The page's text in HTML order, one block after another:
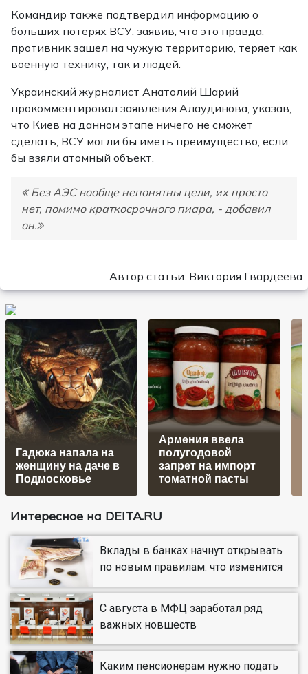
Командир также подтвердил информацию о
больших потерях ВСУ, заявив, что это правда,
противник зашел на чужую территорию, теряет как
военную технику, так и людей.
Украинский журналист Анатолий Шарий
прокомментировал заявления Алаудинова, указав,
что Киев на данном этапе ничего не сможет
сделать, ВСУ могли бы иметь преимущество, если
бы взяли атомный объект.
Без АЭС вообще непонятны цели, их просто
нет, помимо краткосрочного пиара, - добавил
он.
Автор статьи: Виктория Гвардеева
Гадюка напала на
женщину на даче в
Подмосковье
Армения ввела
полугодовой
запрет на импорт
томатной пасты
Интересное на DEITA.RU
Вклады в банках начнут открывать
по новым правилам: что изменится
С августа в МФЦ заработал ряд
важных новшеств
Каким пенсионерам нужно подать